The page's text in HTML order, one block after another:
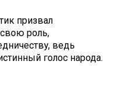
призвал
роль,
ведь
голос народа.